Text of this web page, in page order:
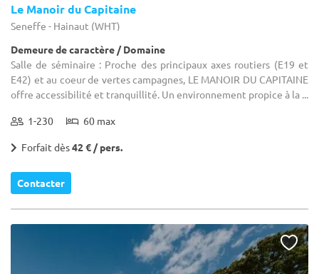
Le Manoir du Capitaine
Seneffe - Hainaut (WHT)
Demeure de caractère / Domaine
Salle de séminaire : Proche des principaux axes routiers (E19 et
E42) et au coeur de vertes campagnes, LE MANOIR DU CAPITAINE
offre accessibilité et tranquillité. Un environnement propice à la ...
1-230 60 max
Forfait dès42 € / pers.
Contacter